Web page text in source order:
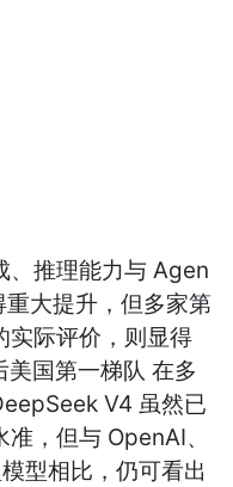
、推理能力与 Agen
大提升，但多家第
实际评价，则显得
美国第一梯队 在多
V4 虽然已
，但与 OpenAI、
型相比，仍可看出